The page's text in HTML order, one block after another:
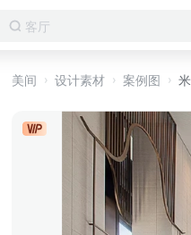
客厅
美间 设计素材 案例图